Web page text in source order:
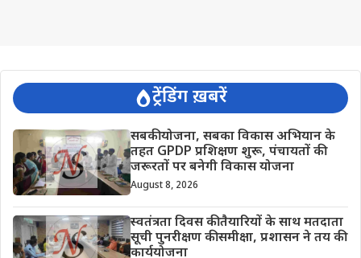
ट्रेंडिंग ख़बरें
सबकी योजना, सबका विकास अभियान के
तहत GPDP प्रशिक्षण शुरू, पंचायतों की
जरूरतों पर बनेगी विकास योजना
August 8, 2026
स्वतंत्रता दिवस की तैयारियों के साथ मतदाता
सूची पुनरीक्षण की समीक्षा, प्रशासन ने तय की
कार्ययोजना